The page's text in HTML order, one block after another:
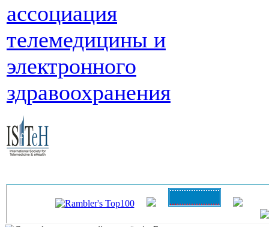
ассоциация
телемедицины и
электронного
здравоохранения